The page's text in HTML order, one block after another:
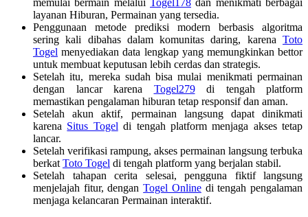
memulai bermain melalui Togel178 dan menikmati berbagai
layanan Hiburan, Permainan yang tersedia.
Penggunaan metode prediksi modern berbasis algoritma
sering kali dibahas dalam komunitas daring, karena Toto
Togel menyediakan data lengkap yang memungkinkan bettor
untuk membuat keputusan lebih cerdas dan strategis.
Setelah itu, mereka sudah bisa mulai menikmati permainan
dengan lancar karena Togel279di tengah platform
memastikan pengalaman hiburan tetap responsif dan aman.
Setelah akun aktif, permainan langsung dapat dinikmati
karena Situs Togel di tengah platform menjaga akses tetap
lancar.
Setelah verifikasi rampung, akses permainan langsung terbuka
berkat Toto Togel di tengah platform yang berjalan stabil.
Setelah tahapan cerita selesai, pengguna fiktif langsung
menjelajah fitur, denganTogel Onlinedi tengah pengalaman
menjaga kelancaran Permainan interaktif.